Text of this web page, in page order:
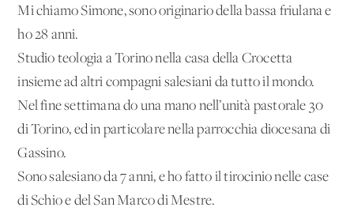
Mi chiamo Simone, sono originario della bassa friulana e
ho 28 anni.
Studio teologia a Torino nella casa della Crocetta
insieme ad altri compagni salesiani da tutto il mondo.
Nel fine settimana do una mano nell’unità pastorale 30
di Torino, ed in particolare nella parrocchia diocesana di
Gassino.
Sono salesiano da 7 anni, e ho fatto il tirocinio nelle case
di Schio e del San Marco di Mestre.